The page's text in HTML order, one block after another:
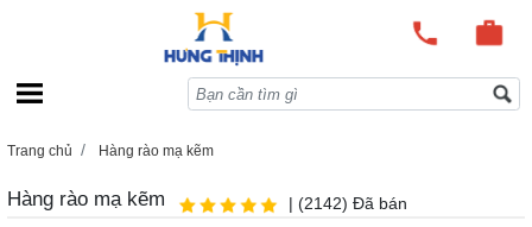
Trang chủ Hàng rào mạ kẽm
Hàng rào mạ kẽm | (2142) Đã bán